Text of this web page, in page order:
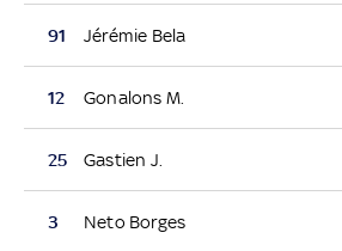
91 Jérémie Bela
12 Gonalons M.
25 Gastien J.
3 Neto Borges